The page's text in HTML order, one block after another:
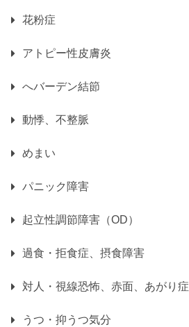
花粉症
アトピー性皮膚炎
へバーデン結節
動悸、不整脈
めまい
パニック障害
起立性調節障害（OD）
過食・拒食症、摂食障害
対人・視線恐怖、赤面、あがり症
うつ・抑うつ気分